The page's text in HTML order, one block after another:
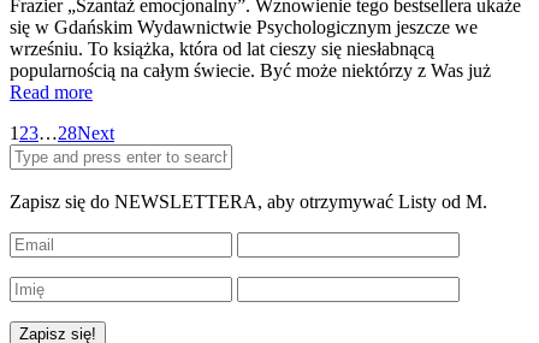
Frazier „Szantaż emocjonalny”. Wznowienie tego bestsellera ukaże
się w Gdańskim Wydawnictwie Psychologicznym jeszcze we
wrześniu. To książka, która od lat cieszy się niesłabnącą
popularnością na całym świecie. Być może niektórzy z Was już
Read more
123…28Next
Zapisz się do NEWSLETTERA, aby otrzymywać Listy od M.